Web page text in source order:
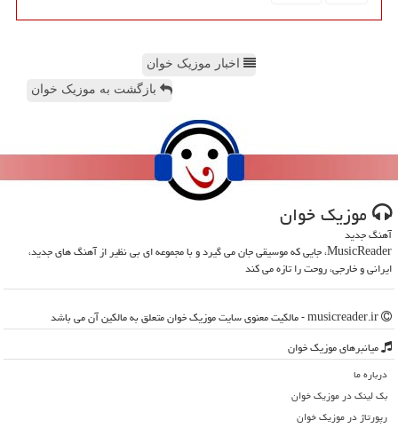
اخبار موزیک خوان
بازگشت به موزیک خوان
موزیك خوان
آهنگ جدید
MusicReader، جایی که موسیقی جان می گیرد و با مجموعه ای بی نظیر از آهنگ های جدید،
ایرانی و خارجی، روحت را تازه می کند
میانبرهای موزیك خوان
درباره ما
بک لینک در موزیك خوان
رپورتاژ در موزیك خوان